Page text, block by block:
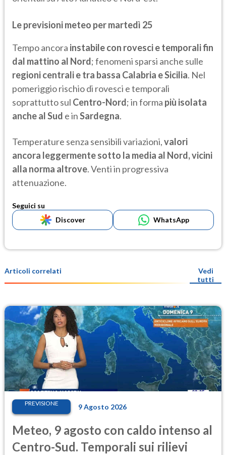
Le previsioni meteo per martedì 25
Tempo ancora instabile con rovesci e temporali fin
dal mattino al Nord; fenomeni sparsi anche sulle
regioni centrali e tra bassa Calabria e Sicilia. Nel
pomeriggio rischio di rovesci e temporali
soprattutto sul Centro-Nord; in forma più isolata
anche al Sud e inSardegna.
Temperature senza sensibili variazioni,valori
ancora leggermente sotto la media al Nord, vicini
alla norma altrove. Venti in progressiva
attenuazione.
Seguici su
Discover
WhatsApp
Articoli correlati
Vedi
tutti
PREVISIONE 9 Agosto 2026
Meteo, 9 agosto con caldo intenso al
Centro-Sud. Temporali sui rilievi